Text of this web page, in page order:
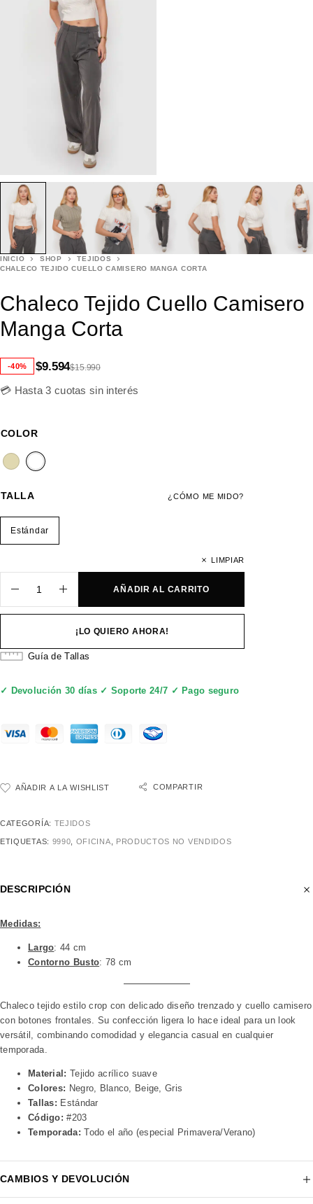
INICIO SHOP
TEJIDOS
CHALECO TEJIDO CUELLO CAMISERO MANGA CORTA
Chaleco Tejido Cuello Camisero
Manga Corta
-40% $15.990
$9.594
💳 Hasta 3 cuotas sin interés
COLOR
¿CÓMO ME MIDO?
TALLA
Estándar
LIMPIAR
AÑADIR AL CARRITO
¡LO QUIERO AHORA!
Guía de Tallas
✓ Devolución 30 días ✓ Soporte 24/7 ✓ Pago seguro
AÑADIR A LA WISHLIST COMPARTIR
CATEGORÍA: TEJIDOS
ETIQUETAS: 9990 OFICINA PRODUCTOS NO VENDIDOS
DESCRIPCIÓN
Medidas:
Largo: 44 cm
Contorno Busto: 78 cm
Chaleco tejido estilo crop con delicado diseño trenzado y cuello camisero
con botones frontales. Su confección ligera lo hace ideal para un look
versátil, combinando comodidad y elegancia casual en cualquier
temporada.
Material: Tejido acrílico suave
Colores: Negro, Blanco, Beige, Gris
Tallas: Estándar
Código: #203
Temporada: Todo el año (especial Primavera/Verano)
CAMBIOS Y DEVOLUCIÓN